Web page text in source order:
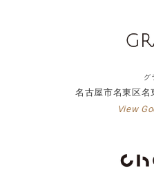
グ
名古屋市名東区
View